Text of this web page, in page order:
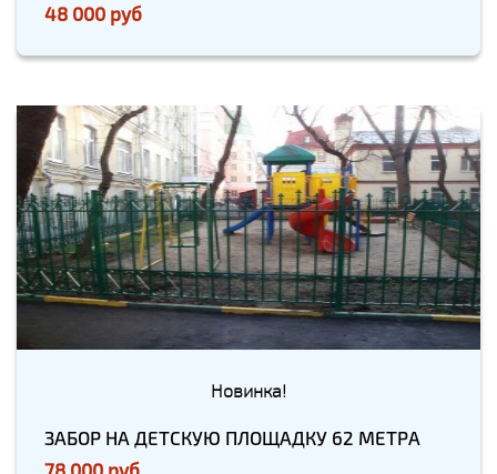
48 000 руб
Новинка!
ЗАБОР НА ДЕТСКУЮ ПЛОЩАДКУ 62 МЕТРА